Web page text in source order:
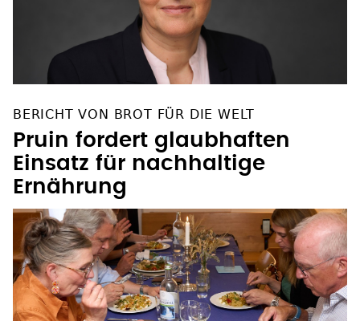
BERICHT VON BROT FÜR DIE WELT
Pruin fordert glaubhaften
Einsatz für nachhaltige
Ernährung